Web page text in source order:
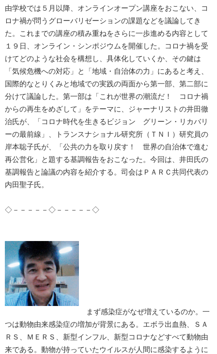
由学校では５月以降、オンラインオープン講座をおこない、コ
ロナ禍が問うグローバリゼーションの課題などを議論してき
た。これまでの講座の積み重ねをさらに一歩進める内容として
１９日、オンライン・シンポジウムを開催した。コロナ禍を受
けてどのような社会を構想し、具体化していくか、その鍵は
「気候危機への対応」と「地域・自治体の力」にあると考え、
国際的なとりくみと地域での実践の両面から第一部、第二部に
分けて議論した。第一部は「これが世界の潮流だ！ コロナ禍
からの再生をめざして」をテーマに、ジャーナリストの井田徹
治氏が、「コロナ時代を生きるビジョン グリーン・リカバリ
ーの最前線」、トランスナショナル研究所（ＴＮＩ）研究員の
岸本聡子氏が、「公共の力を取り戻す！ 世界の自治体で進む
再公営化」と題する基調報告をおこなった。今回は、井田氏の
基調報告と論議の内容を紹介する。司会はＰＡＲＣ共同代表の
内田聖子氏。
◇－－－－－◇－－－－－◇
まず感染症がなぜ増えているのか。一
つは動物由来感染症の増加が背景にある。エボラ出血熱、ＳＡ
ＲＳ、ＭＥＲＳ、新型インフル、新型コロナなどすべて動物由
来である。動物が持っていたウイルスが人間に感染するように